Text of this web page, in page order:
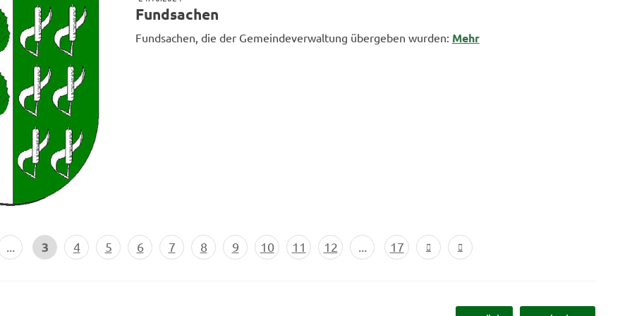
Fundsachen
Fundsachen, die der Gemeindeverwaltung übergeben wurden: Mehr
... 3 4 5 6 7 8 9 10 11 12 ... 17